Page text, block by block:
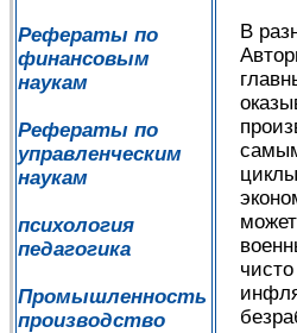
Рефераты по
финансовым
наукам
Рефераты по
управленческим
наукам
психология
педагогика
Промышленность
производство
В